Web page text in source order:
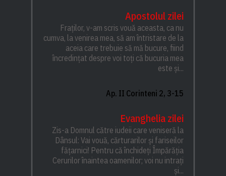
Apostolul zilei
Fraților, v-am scris vouă aceasta, ca nu
cumva, la venirea mea, să am întristare de la
aceia care trebuie să mă bucure, fiind
încredințat despre voi toți că bucuria mea
este și...
Ap. II Corinteni 2, 3-15
Evanghelia zilei
Zis-a Domnul către iudeii care veniseră la
Dânsul: Vai vouă, cărturarilor și fariseilor
fățarnici! Pentru că închideți Împărăția
Cerurilor înaintea oamenilor; voi nu intrați
și...